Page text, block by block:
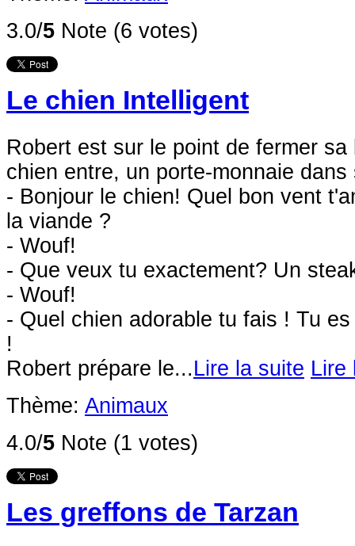
3.0/5 Note (6 votes)
Le chien Intelligent
Robert est sur le point de fermer
chien entre, un porte-monnaie dans
- Bonjour le chien! Quel bon vent
la viande ?
- Wouf!
- Que veux tu exactement? Un
- Wouf!
- Quel chien adorable tu fais ! Tu
!
Robert prépare le...Lire la suite Lire
Thème: Animaux
4.0/5 Note (1 votes)
Les greffons de Tarzan